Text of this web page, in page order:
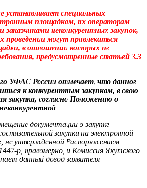
устанавливает специальных
площадкам, их операторам
заказчиками неконкурентных закупок,
проведении могут привлекаться
в отношении которых не
предусмотренные статьей 3.3
УФАС России отмечает, что данное
к конкурентным закупкам, в свою
закупка, согласно Положению о
.
документации о закупке
закупки на электронной
не утвержденной Распоряжением
р, правомерно, и Комиссия Якутского
данный довод заявителя